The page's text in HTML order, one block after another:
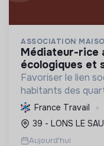
ASSOCIATION
médiateur-rice adulte-relais transition
écologiques et
Favoriser le lien
habitants des
la précarité en
tous, de l'enfance
la ...
France Travail
39 - LONS LE
Aujourd'hui